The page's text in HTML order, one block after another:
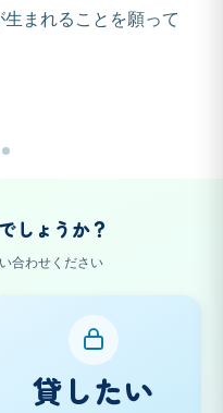
まれることを願って
しょうか？
合わせください
貸したい